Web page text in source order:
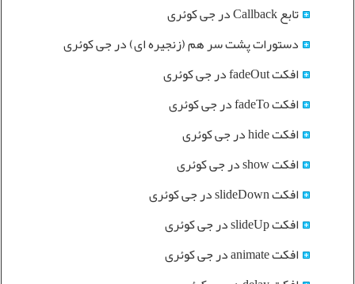
تابع Callback در جی کوئری
دستورات پشت سر هم (زنجیره ای) در جی کوئری
افکت fadeOut در جی کوئری
افکت fadeTo در جی کوئری
افکت hide در جی کوئری
افکت show در جی کوئری
افکت slideDown در جی کوئری
افکت slideUp در جی کوئری
افکت animate در جی کوئری